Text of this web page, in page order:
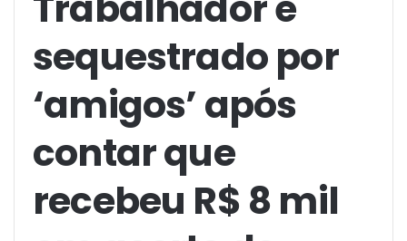
sequestrado por
‘amigos’ após
contar que
recebeu R$ 8 mil